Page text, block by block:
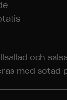
och
med sotad